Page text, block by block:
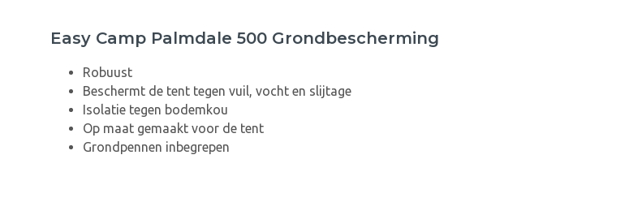
Easy Camp Palmdale 500 Grondbescherming
Robuust
Beschermt de tent tegen vuil, vocht en slijtage
Isolatie tegen bodemkou
Op maat gemaakt voor de tent
Grondpennen inbegrepen